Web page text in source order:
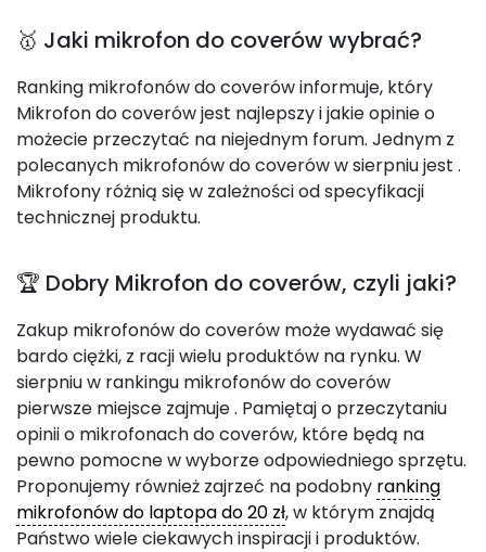
🥇 Jaki mikrofon do coverów wybrać?
Ranking mikrofonów do coverów informuje, który
Mikrofon do coverów jest najlepszy i jakie opinie o
możecie przeczytać na niejednym forum. Jednym z
polecanych mikrofonów do coverów w sierpniu jest .
Mikrofony różnią się w zależności od specyfikacji
technicznej produktu.
🏆 Dobry Mikrofon do coverów, czyli jaki?
Zakup mikrofonów do coverów może wydawać się
bardo ciężki, z racji wielu produktów na rynku. W
sierpniu w rankingu mikrofonów do coverów
pierwsze miejsce zajmuje. Pamiętaj o przeczytaniu
opinii o mikrofonach do coverów, które będą na
pewno pomocne w wyborze odpowiedniego sprzętu.
Proponujemy również zajrzeć na podobny ranking
mikrofonów do laptopa do 20 zł, w którym znajdą
Państwo wiele ciekawych inspiracji i produktów.